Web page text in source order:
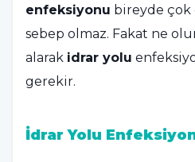
enfeksiyonu bireyde çok
sebep olmaz. Fakat ne
alarak idrar yolu
gerekir.
İdrar Yolu